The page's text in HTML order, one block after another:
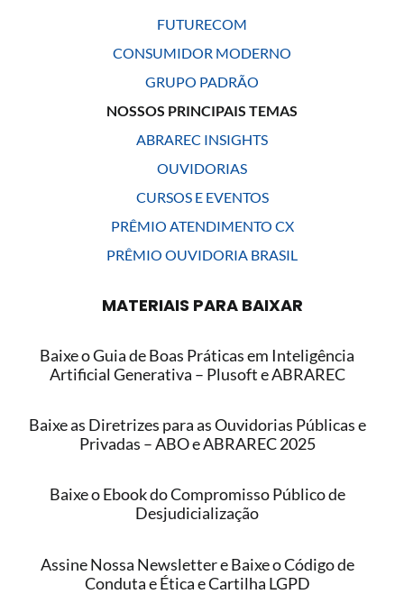
FUTURECOM
CONSUMIDOR MODERNO
GRUPO PADRÃO
NOSSOS PRINCIPAIS TEMAS
ABRAREC INSIGHTS
OUVIDORIAS
CURSOS E EVENTOS
PRÊMIO ATENDIMENTO CX
PRÊMIO OUVIDORIA BRASIL
MATERIAIS PARA BAIXAR
Baixe o Guia de Boas Práticas em Inteligência
Artificial Generativa – Plusoft e ABRAREC
Baixe as Diretrizes para as Ouvidorias Públicas e
Privadas – ABO e ABRAREC 2025
Baixe o Ebook do Compromisso Público de
Desjudicialização
Assine Nossa Newsletter e Baixe o Código de
Conduta e Ética e Cartilha LGPD